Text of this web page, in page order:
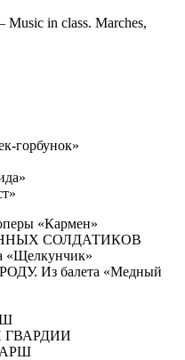
in class. Marches,
горбунок»
«Кармен»
СОЛДАТИКОВ
«Щелкунчик»
Из балета «Медный
ГВАРДИИ